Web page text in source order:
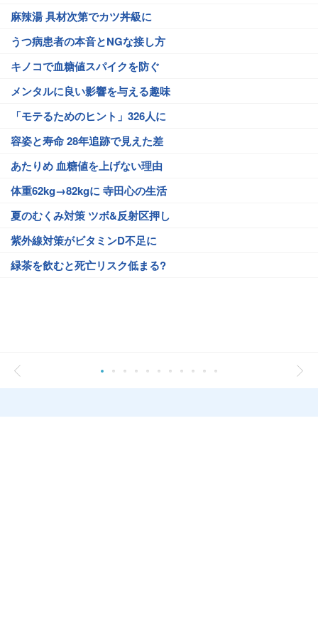
麻辣湯 具材次第でカツ丼級に
うつ病患者の本音とNGな接し方
キノコで血糖値スパイクを防ぐ
メンタルに良い影響を与える趣味
「モテるためのヒント」326人に
容姿と寿命 28年追跡で見えた差
あたりめ 血糖値を上げない理由
体重62kg→82kgに 寺田心の生活
夏のむくみ対策 ツボ&反射区押し
紫外線対策がビタミンD不足に
緑茶を飲むと死亡リスク低まる?